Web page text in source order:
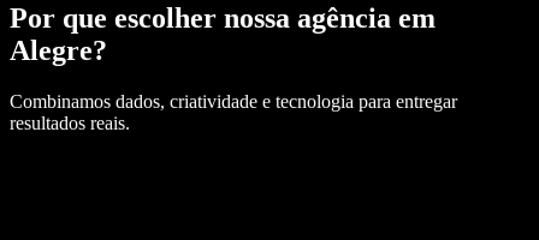
Por que escolher nossa agência em
Alegre?
Combinamos dados, criatividade e tecnologia para entregar
resultados reais.